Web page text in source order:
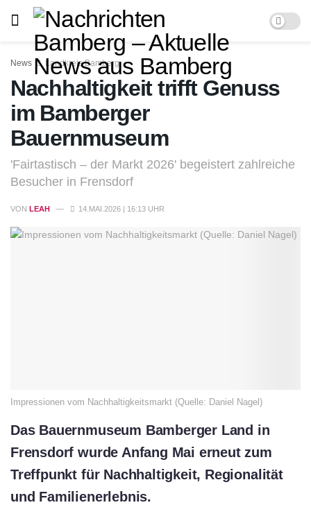
News Landkreis Bamberg
Nachhaltigkeit trifft Genuss
im Bamberger
Bauernmuseum
'Fairtastisch – der Markt 2026' begeistert zahlreiche
Besucher in Frensdorf
VON LEAH 14.MAI.2026 | 16:13 UHR
Impressionen vom Nachhaltigkeitsmarkt (Quelle: Daniel Nagel)
Das Bauernmuseum Bamberger Land in
Frensdorf wurde Anfang Mai erneut zum
Treffpunkt für Nachhaltigkeit, Regionalität
und Familienerlebnis.